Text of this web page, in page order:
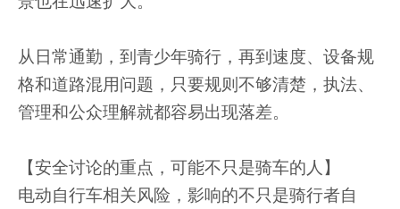
从日常通勤，到青少年骑行，再到速度、设备规
格和道路混用问题，只要规则不够清楚，执法、
管理和公众理解就都容易出现落差。
【安全讨论的重点，可能不只是骑车的人】
电动自行车相关风险，影响的不只是骑行者自